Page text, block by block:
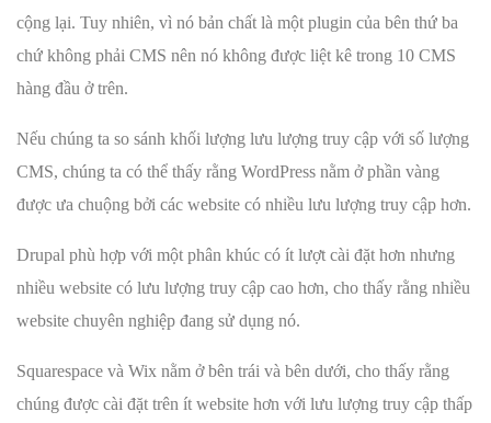
cộng lại. Tuy nhiên, vì nó bản chất là một plugin của bên thứ ba
chứ không phải CMS nên nó không được liệt kê trong 10 CMS
hàng đầu ở trên.
Nếu chúng ta so sánh khối lượng lưu lượng truy cập với số lượng
CMS, chúng ta có thể thấy rằng WordPress nằm ở phần vàng
được ưa chuộng bởi các website có nhiều lưu lượng truy cập hơn.
Drupal phù hợp với một phân khúc có ít lượt cài đặt hơn nhưng
nhiều website có lưu lượng truy cập cao hơn, cho thấy rằng nhiều
website chuyên nghiệp đang sử dụng nó.
Squarespace và Wix nằm ở bên trái và bên dưới, cho thấy rằng
chúng được cài đặt trên ít website hơn với lưu lượng truy cập thấp